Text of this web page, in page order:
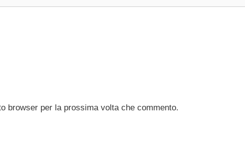
browser per la prossima volta che commento.